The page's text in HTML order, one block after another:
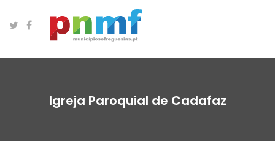
Igreja Paroquial de Cadafaz